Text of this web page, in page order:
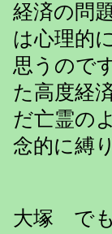
経済の問
は心理的
思うので
た高度経
だ亡霊の
念的に縛
大塚 でも